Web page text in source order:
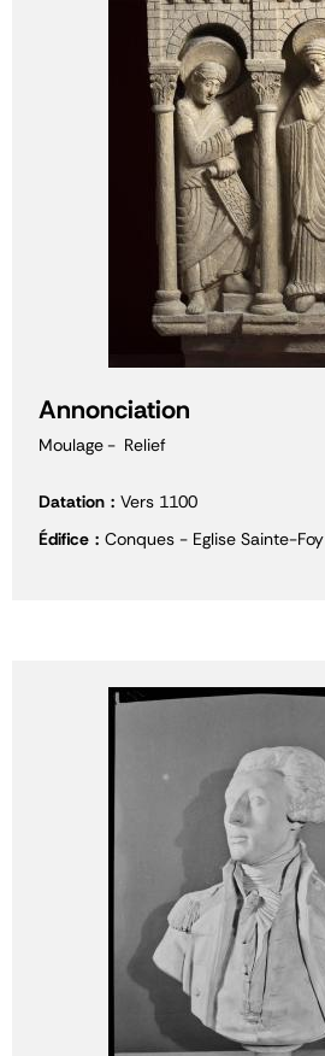
Annonciation
Moulage Relief
Datation
Vers 1100
Édifice
Conques - Eglise Sainte-Foy